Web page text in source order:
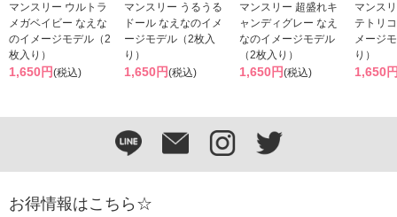
マンスリー ウルトラ
メガベイビー なえな
のイメージモデル（2
枚入り）
1,650円(税込)
マンスリー うるうる
ドール なえなのイメ
ージモデル（2枚入
り）
1,650円(税込)
マンスリー 超盛れキ
ャンディグレー なえ
なのイメージモデル
（2枚入り）
1,650円(税込)
マンス
テトリ
メージ
り）
1,650
お得情報はこちら☆